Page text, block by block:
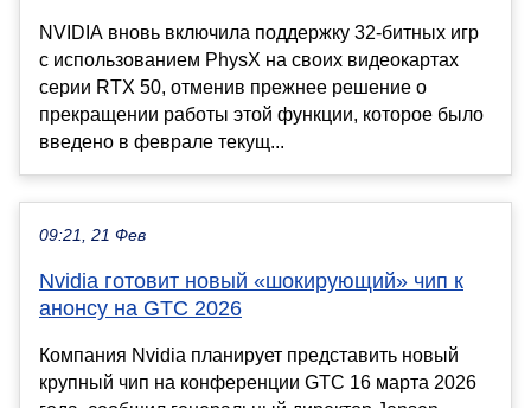
NVIDIA вновь включила поддержку 32-битных игр
с использованием PhysX на своих видеокартах
серии RTX 50, отменив прежнее решение о
прекращении работы этой функции, которое было
введено в феврале текущ...
09:21, 21 Фев
Nvidia готовит новый «шокирующий» чип к
анонсу на GTC 2026
Компания Nvidia планирует представить новый
крупный чип на конференции GTC 16 марта 2026